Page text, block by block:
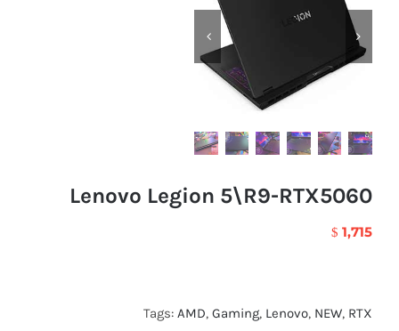
Lenovo Legion 5\R9-RTX5060
$ 1,715
Tags: AMD, Gaming, Lenovo, NEW, RTX